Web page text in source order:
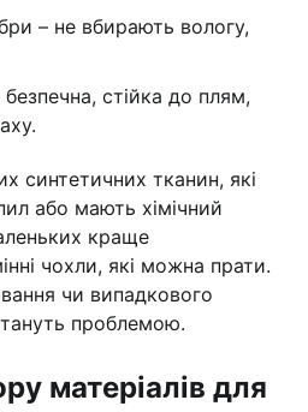
– не вбирають вологу,
стійка до плям,
синтетичних тканин, які
або мають хімічний
краще
чохли, які можна прати.
чи випадкового
проблемою.
матеріалів для